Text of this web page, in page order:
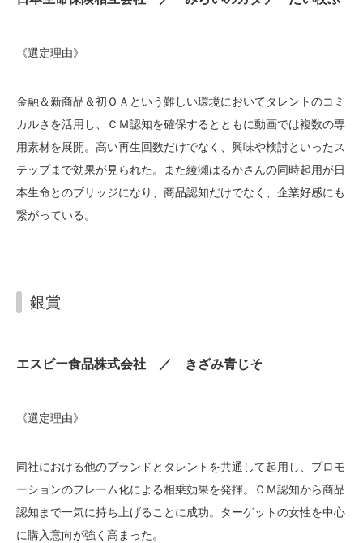
《選定理由》
金融＆新商品＆初ＯＡという難しい環境においてタレントのコミ
カルさを活用し、ＣＭ認知を確保するとともに動画では複数の専
用素材を展開。高い再生回数だけでなく、興味や検討といったス
テップまで効果が見られた。また綾瀬はるかさんの同時起用が日
本生命とのブリッジになり、商品認知だけでなく、企業好感にも
繋がっている。
銀賞
エスビー食品株式会社 ／ きざみ青じそ
《選定理由》
同社における他のブランドとタレントを共通して起用し、プロモ
ーションのフレーム化による相乗効果を発揮。ＣＭ認知から商品
認知まで一気に持ち上げることに成功。ターゲットの女性を中心
に購入意向が強く高まった。